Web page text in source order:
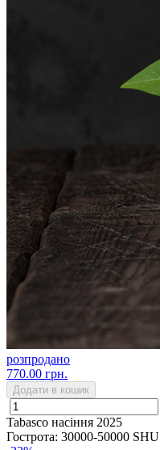
розпродано
770.00 грн.
Додати в кошик
Tabasco насіння 2025
Гострота: 30000-50000 SHU